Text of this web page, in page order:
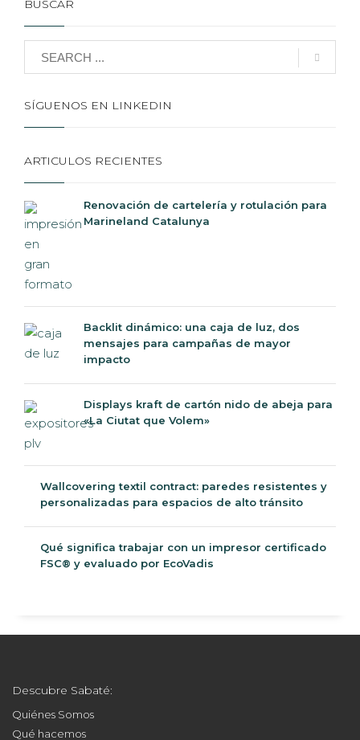
BUSCAR
SÍGUENOS EN LINKEDIN
ARTICULOS RECIENTES
Renovación de cartelería y rotulación para
Marineland Catalunya
Backlit dinámico: una caja de luz, dos
mensajes para campañas de mayor
impacto
Displays kraft de cartón nido de abeja para
«La Ciutat que Volem»
Wallcovering textil contract: paredes resistentes y
personalizadas para espacios de alto tránsito
Qué significa trabajar con un impresor certificado
FSC® y evaluado por EcoVadis
Descubre Sabaté:
Quiénes Somos
Qué hacemos